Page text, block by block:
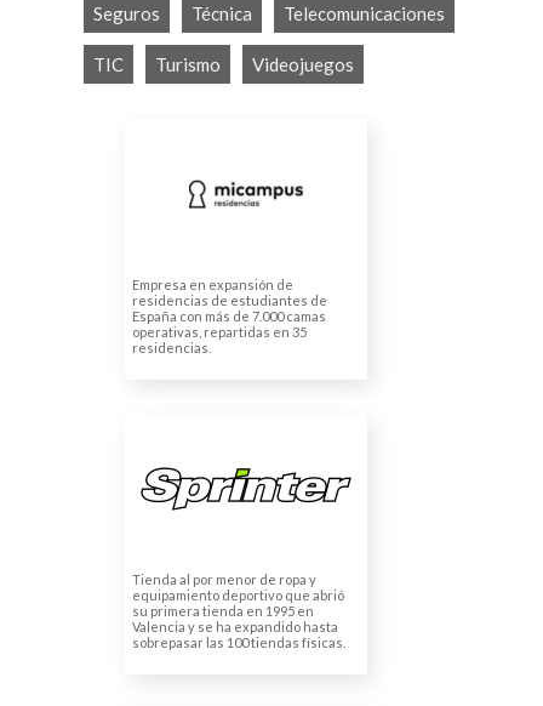
Seguros Técnica Telecomunicaciones
TIC Turismo Videojuegos
Empresa en expansión de
residencias de estudiantes de
España con más de 7.000 camas
operativas, repartidas en 35
residencias.
(MICAMPUS LIVING SL)
Tienda al por menor de ropa y
equipamiento deportivo que abrió
su primera tienda en 1995 en
Valencia y se ha expandido hasta
sobrepasar las 100 tiendas físicas.
DEPORTE
Traducciones de productos